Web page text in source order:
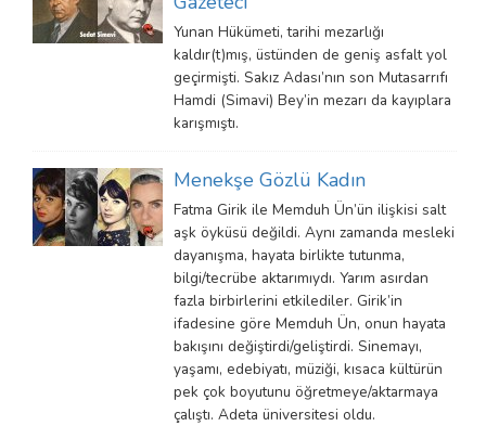
Yunan Hükümeti, tarihi mezarlığı
kaldır(t)mış, üstünden de geniş asfalt yol
geçirmişti. Sakız Adası’nın son Mutasarrıfı
Hamdi (Simavi) Bey’in mezarı da kayıplara
karışmıştı.
Menekşe Gözlü Kadın
Fatma Girik ile Memduh Ün’ün ilişkisi salt
aşk öyküsü değildi. Aynı zamanda mesleki
dayanışma, hayata birlikte tutunma,
bilgi/tecrübe aktarımıydı. Yarım asırdan
fazla birbirlerini etkilediler. Girik’in
ifadesine göre Memduh Ün, onun hayata
bakışını değiştirdi/geliştirdi. Sinemayı,
yaşamı, edebiyatı, müziği, kısaca kültürün
pek çok boyutunu öğretmeye/aktarmaya
çalıştı. Adeta üniversitesi oldu.